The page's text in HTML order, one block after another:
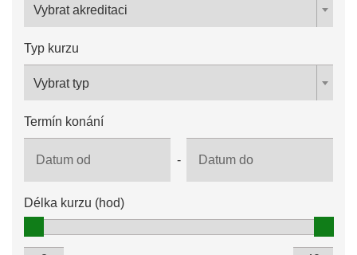
Vybrat akreditaci
Typ kurzu
Vybrat typ
Termín konání
-
Délka kurzu (hod)